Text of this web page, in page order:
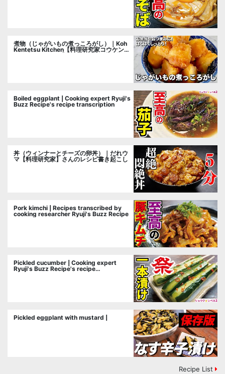
煮物（じゃがいもの煮っころがし）｜Koh
Kentetsu Kitchen【料理研究家コウケンテ
Boiled eggplant | Cooking expert Ryuji's
Buzz Recipe's recipe transcription
丼（ウィンナーとチーズの卵丼）｜だれウ
マ【料理研究家】さんのレシピ書き起こし
Pork kimchi | Recipes transcribed by
cooking researcher Ryuji's Buzz Recipe
Pickled cucumber | Cooking expert
Ryuji's Buzz Recipe's recipe
Pickled eggplant with mustard |
Recipe List